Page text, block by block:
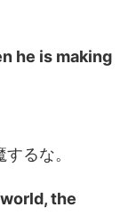
he is making
るな。
the